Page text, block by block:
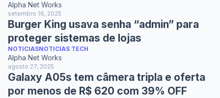
Alpha Net Works
setembro 16, 2025
Burger King usava senha “admin” para
proteger sistemas de lojas
NOTICIASNOTICIAS TECH
Alpha Net Works
agosto 27, 2025
Galaxy A05s tem câmera tripla e oferta
por menos de R$ 620 com 39% OFF